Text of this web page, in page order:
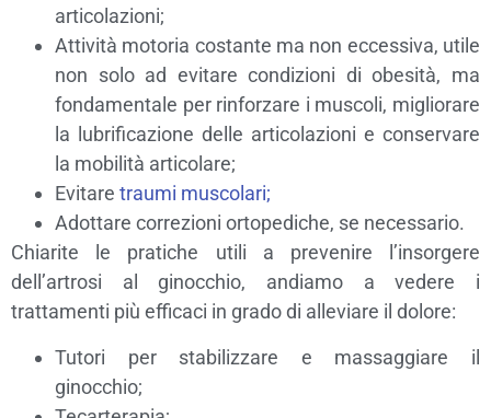
articolazioni;
Attività motoria costante ma non eccessiva, utile
non solo ad evitare condizioni di obesità, ma
fondamentale per rinforzare i muscoli, migliorare
la lubrificazione delle articolazioni e conservare
la mobilità articolare;
Evitare traumi muscolari;
Adottare correzioni ortopediche, se necessario.
Chiarite le pratiche utili a prevenire l’insorgere
dell’artrosi al ginocchio, andiamo a vedere i
trattamenti più efficaci in grado di alleviare il dolore:
Tutori per stabilizzare e massaggiare il
ginocchio;